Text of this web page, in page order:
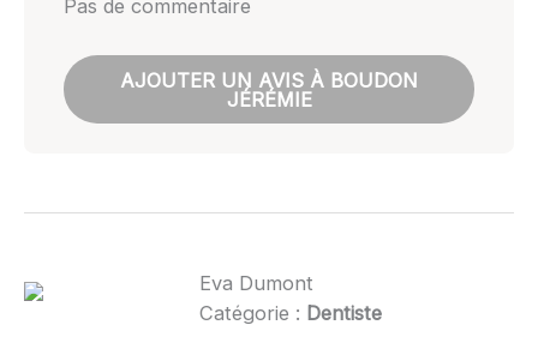
Pas de commentaire
AJOUTER UN AVIS À BOUDON
JÉRÉMIE
Eva Dumont
Catégorie : Dentiste